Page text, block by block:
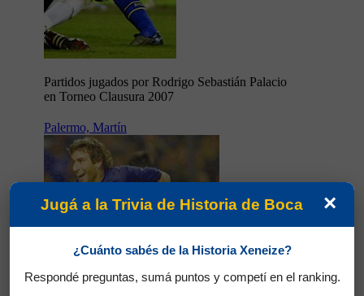
Partidos jugados por Rodrigo Sebastián Palacio
en Torneo Clausura 2007
Palermo, Martín
×
Jugá a la Trivia de Historia de Boca
¿Cuánto sabés de la Historia Xeneize?
Respondé preguntas, sumá puntos y competí en el ranking.